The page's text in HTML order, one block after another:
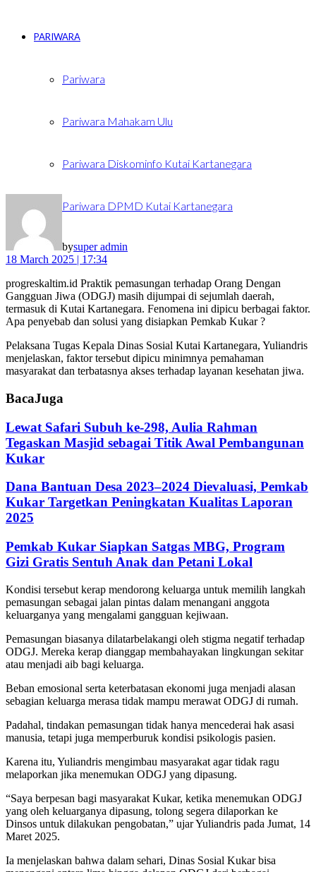
PARIWARA
Pariwara
Pariwara Mahakam Ulu
Pariwara Diskominfo Kutai Kartanegara
Pariwara DPMD Kutai Kartanegara
bysuper admin
18 March 2025 | 17:34
progreskaltim.id Praktik pemasungan terhadap Orang Dengan
Gangguan Jiwa (ODGJ) masih dijumpai di sejumlah daerah,
termasuk di Kutai Kartanegara. Fenomena ini dipicu berbagai faktor.
Apa penyebab dan solusi yang disiapkan Pemkab Kukar ?
Pelaksana Tugas Kepala Dinas Sosial Kutai Kartanegara, Yuliandris
menjelaskan, faktor tersebut dipicu minimnya pemahaman
masyarakat dan terbatasnya akses terhadap layanan kesehatan jiwa.
BacaJuga
Lewat Safari Subuh ke-298, Aulia Rahman
Tegaskan Masjid sebagai Titik Awal Pembangunan
Kukar
Dana Bantuan Desa 2023–2024 Dievaluasi, Pemkab
Kukar Targetkan Peningkatan Kualitas Laporan
2025
Pemkab Kukar Siapkan Satgas MBG, Program
Gizi Gratis Sentuh Anak dan Petani Lokal
Kondisi tersebut kerap mendorong keluarga untuk memilih langkah
pemasungan sebagai jalan pintas dalam menangani anggota
keluarganya yang mengalami gangguan kejiwaan.
Pemasungan biasanya dilatarbelakangi oleh stigma negatif terhadap
ODGJ. Mereka kerap dianggap membahayakan lingkungan sekitar
atau menjadi aib bagi keluarga.
Beban emosional serta keterbatasan ekonomi juga menjadi alasan
sebagian keluarga merasa tidak mampu merawat ODGJ di rumah.
Padahal, tindakan pemasungan tidak hanya mencederai hak asasi
manusia, tetapi juga memperburuk kondisi psikologis pasien.
Karena itu, Yuliandris mengimbau masyarakat agar tidak ragu
melaporkan jika menemukan ODGJ yang dipasung.
“Saya berpesan bagi masyarakat Kukar, ketika menemukan ODGJ
yang oleh keluarganya dipasung, tolong segera dilaporkan ke
Dinsos untuk dilakukan pengobatan,” ujar Yuliandris pada Jumat, 14
Maret 2025.
Ia menjelaskan bahwa dalam sehari, Dinas Sosial Kukar bisa